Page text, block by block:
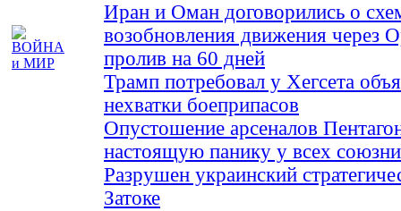
Иран и Оман договорились о
возобновления движения через
пролив на 60 дней
Трамп потребовал у Хегсета
нехватки боеприпасов
Опустошение арсеналов
настоящую панику у всех
Разрушен украинский
Затоке